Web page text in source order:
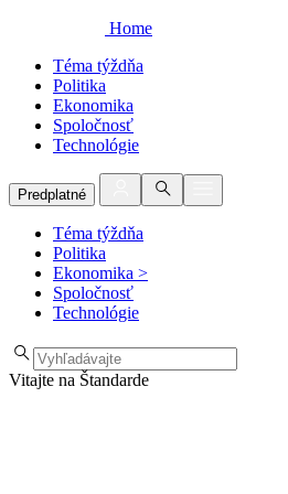
Home
Téma týždňa
Politika
Ekonomika
Spoločnosť
Technológie
Predplatné
Téma týždňa
Politika
Ekonomika >
Spoločnosť
Technológie
Vitajte na Štandarde